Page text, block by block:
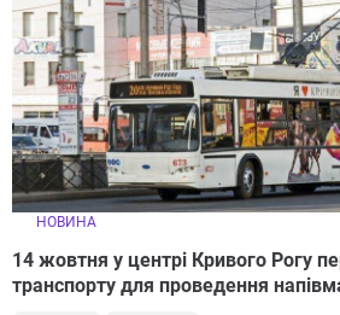
НОВИНА
14 жовтня у центрі Кривого Рогу
транспорту для проведення